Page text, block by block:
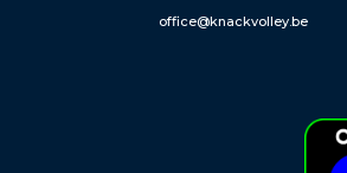
office@knackvolley.be